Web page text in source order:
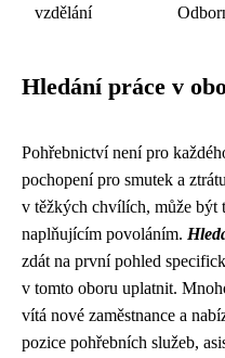
vzdělání
Hledání práce v
Pohřebnictví není pro
pochopení pro smutek a
v těžkých chvílích, může být
naplňujícím povoláním.
zdát na první pohled
v tomto oboru uplatnit.
vítá nové zaměstnance a
pozice pohřebních služeb,